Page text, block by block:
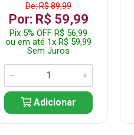
De: R$ 89,99
Por: R$ 59,99
Pix 5% OFF R$ 56,99
ou em até 1x R$ 59,99
Sem Juros
Adicionar